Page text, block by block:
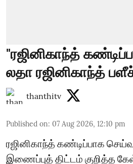
"ரஜினிகாந்த்
லதா ரஜினிகாந்த்
thanthitv
Published on: 07 Aug 2026, 12:10 pm
ரஜினிகாந்த் கண்டிப்பாக
இணைப்புத் திட்டம் குறித்த